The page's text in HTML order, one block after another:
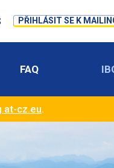
PŘIHLÁSIT SE K
FAQ
cz.eu.